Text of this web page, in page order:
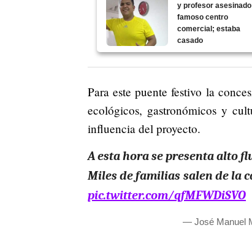
y profesor
famoso centro
comercial; estaba
casado
Para este puente festivo la
ecológicos, gastronómicos y
influencia del proyecto.
A esta hora se presenta alto
Miles de familias salen de la
pic.twitter.com/qfMFWDiSVO
— José Manuel